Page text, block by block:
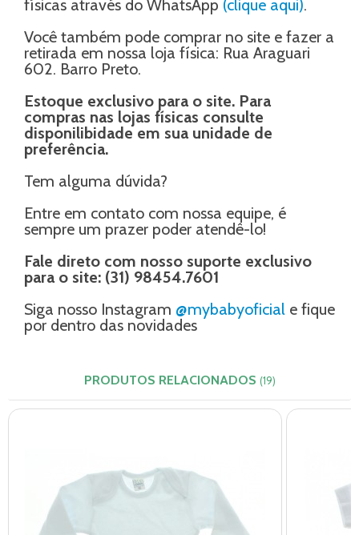
físicas através do WhatsApp (clique aqui).
Você também pode comprar no site e fazer a
retirada em nossa loja física: Rua Araguari
602. Barro Preto.
Estoque exclusivo para o site. Para
compras nas lojas físicas consulte
disponilibidade em sua unidade de
preferência.
Tem alguma dúvida?
Entre em contato com nossa equipe, é
sempre um prazer poder atendê-lo!
Fale direto com nosso suporte exclusivo
para o site: (31) 98454.7601
Siga nosso Instagram @mybabyoficial e fique
por dentro das novidades
PRODUTOS RELACIONADOS (19)